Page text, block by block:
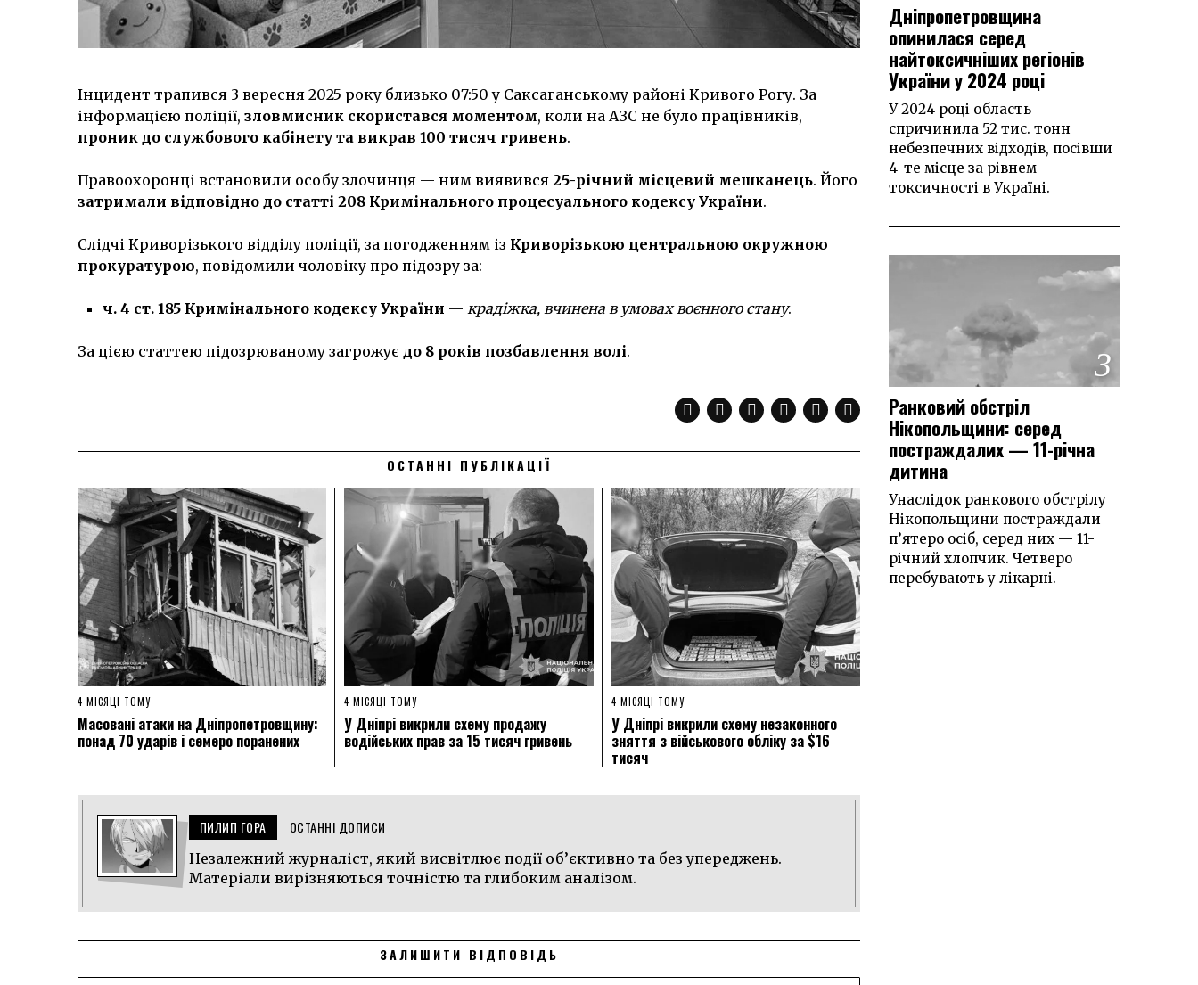
Інцидент трапився 3 вересня 2025 року близько 07:50 у Саксаганському районі Кривого Рогу. За
інформацією поліції, зловмисник скористався моментом, коли на АЗС не було працівників,
проник до службового кабінету та викрав 100 тисяч гривень.
Правоохоронці встановили особу злочинця — ним виявився 25-річний місцевий мешканець. Його
затримали відповідно до статті 208 Кримінального процесуального кодексу України.
Слідчі Криворізького відділу поліції, за погодженням із Криворізькою центральною окружною
прокуратурою, повідомили чоловіку про підозру за:
ч. 4 ст. 185 Кримінального кодексу України — крадіжка, вчинена в умовах воєнного стану.
За цією статтею підозрюваному загрожує до 8 років позбавлення волі.
ОСТАННІ ПУБЛІКАЦІЇ
4 МІСЯЦІ ТОМУ
Масовані атаки на Дніпропетровщину:
понад 70 ударів і семеро поранених
4 МІСЯЦІ ТОМУ
У Дніпрі викрили схему продажу
водійських прав за 15 тисяч гривень
4 МІСЯЦІ ТОМУ
У Дніпрі викрили схему незаконного
зняття з військового обліку за $16
тисяч
ПИЛИП ГОРА ОСТАННІ ДОПИСИ
Незалежний журналіст, який висвітлює події об’єктивно та без упереджень.
Матеріали вирізняються точністю та глибоким аналізом.
ЗАЛИШИТИ ВІДПОВІДЬ
Дніпропетровщина
опинилася серед
найтоксичніших регіонів
України у 2024 році
У 2024 році область
спричинила 52 тис. тонн
небезпечних відходів, посівши
4-те місце за рівнем
токсичності в Україні.
3
Ранковий обстріл
Нікопольщини: серед
постраждалих — 11-річна
дитина
Унаслідок ранкового обстрілу
Нікопольщини постраждали
п’ятеро осіб, серед них — 11-
річний хлопчик. Четверо
перебувають у лікарні.